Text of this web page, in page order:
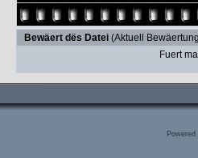
Bewäert dës Datei(Aktuell
Fuert